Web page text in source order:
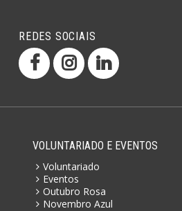
REDES SOCIAIS
VOLUNTARIADO E EVENTOS
Voluntariado
Eventos
Outubro Rosa
Novembro Azul